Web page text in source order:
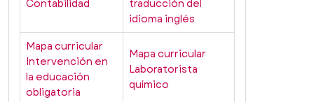
Contabilidad
traducción del
idioma inglés
Mapa curricular
Intervención en
la educación
obligatoria
Mapa curricular
Laboratorista
químico